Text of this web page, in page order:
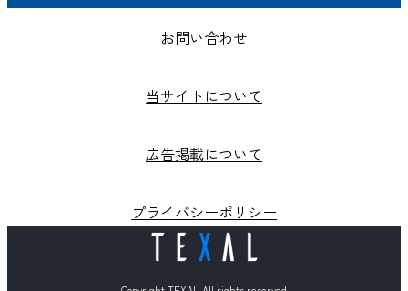
お問い合わせ
当サイトについて
広告掲載について
プライバシーポリシー